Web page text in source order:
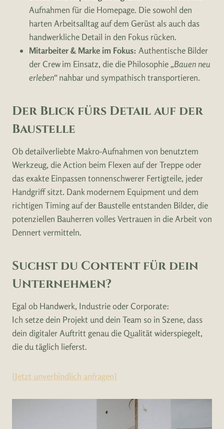
Aufnahmen für die Homepage. Die sowohl den
harten Arbeitsalltag auf dem Gerüst als auch das
handwerkliche Detail in den Fokus rücken.
Mitarbeiter & Marke im Fokus: Authentische Bilder
der Crew im Einsatz, die die Philosophie„Bauen neu
erleben“nahbar und sympathisch transportieren.
Der Blick fürs Detail auf der
Baustelle
Ob detailverliebte Makro-Aufnahmen von benutztem
Werkzeug, die Action beim Flexen auf der Treppe oder
das exakte Einpassen tonnenschwerer Fertigteile, jeder
Handgriff sitzt. Dank modernem Equipment und dem
richtigen Timing auf der Baustelle entstanden Bilder, die
potenziellen Bauherren volles Vertrauen in die Arbeit von
Dennert vermitteln.
Suchst du Content für dein
Unternehmen?
Egal ob Handwerk, Industrie oder Corporate:
Ich setze dein Projekt und dein Team so in Szene, dass
dein digitaler Auftritt genau die Qualität widerspiegelt,
die du täglich lieferst.
[Jetzt unverbindlich anfragen]